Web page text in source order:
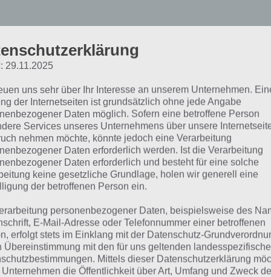
Lotto24 App kurz
wollen wir euch die Lotto24 App kurz vorstellen
vorstellen. Danach kommen wir zu den häufig
der Lotto24 App und des Unternehmen immer wieder
falsch darstellen, könnt ihr uns in den
Weitere Informationen zur App findet ihr auch
app.lotto24.de.
funktioniert das Lotto spielen
wir zunächst zum Herzstück der Lotto24 App: Das
ist ganz einfach und schnell umgesetzt. Zunächst wählt
29.11.2025
uns sehr über Ihr Interesse an unserem Unternehmen.
der Internetseiten ist grundsätzlich ohne jede Angabe
Daten möglich. Sofern eine betroffene Person
Services unseres Unternehmens über unsere
nehmen möchte, könnte jedoch eine Verarbeitung
Daten erforderlich werden. Ist die Verarbeitung
Daten erforderlich und besteht für eine solche
keine gesetzliche Grundlage, holen wir generell eine
der betroffenen Person ein.
personenbezogener Daten, beispielsweise des
E-Mail-Adresse oder Telefonnummer einer betroffenen
erfolgt stets im Einklang mit der Datenschutz-
Übereinstimmung mit den für uns geltenden
Mittels dieser Datenschutzerklärung
Unternehmen die Öffentlichkeit über Art, Umfang und Zweck